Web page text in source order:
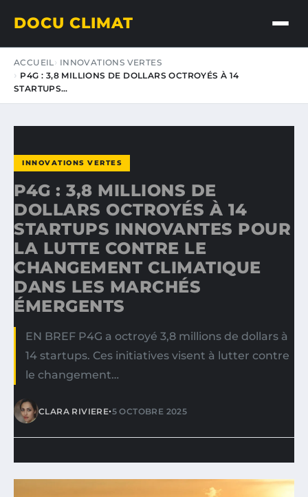
DOCU CLIMAT
ACCUEIL
INNOVATIONS VERTES
P4G : 3,8 MILLIONS DE DOLLARS OCTROYÉS À 14
STARTUPS…
INNOVATIONS VERTES
P4G : 3,8 MILLIONS DE
DOLLARS OCTROYÉS À 14
STARTUPS INNOVANTES POUR
LA LUTTE CONTRE LE
CHANGEMENT CLIMATIQUE
DANS LES MARCHÉS
ÉMERGENTS
EN BREF P4G a octroyé 3,8 millions de dollars à
14 startups. Ces initiatives visent à lutter contre
le changement…
CLARA RIVIERE•5 OCTOBRE 2025